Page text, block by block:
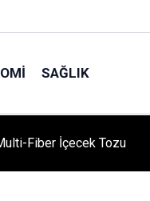
SAĞLIK
Fiber İçecek Tozu